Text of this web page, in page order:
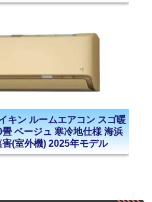
キン ルームエアコン スゴ暖
ベージュ 寒冷地仕様 海浜
(室外機) 2025年モデル